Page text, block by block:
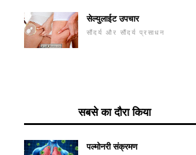
सेल्युलाईट उपचार
सौंदर्य और सौंदर्य प्रसाधन
सबसे का दौरा किया
पल्मोनरी संक्रमण